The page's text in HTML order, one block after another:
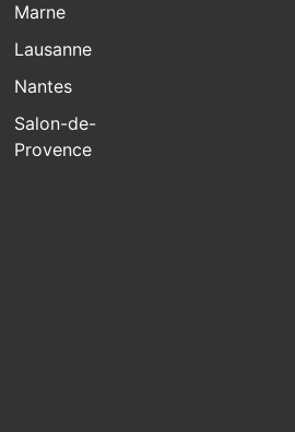
Marne
Lausanne
Nantes
Salon-de-
Provence